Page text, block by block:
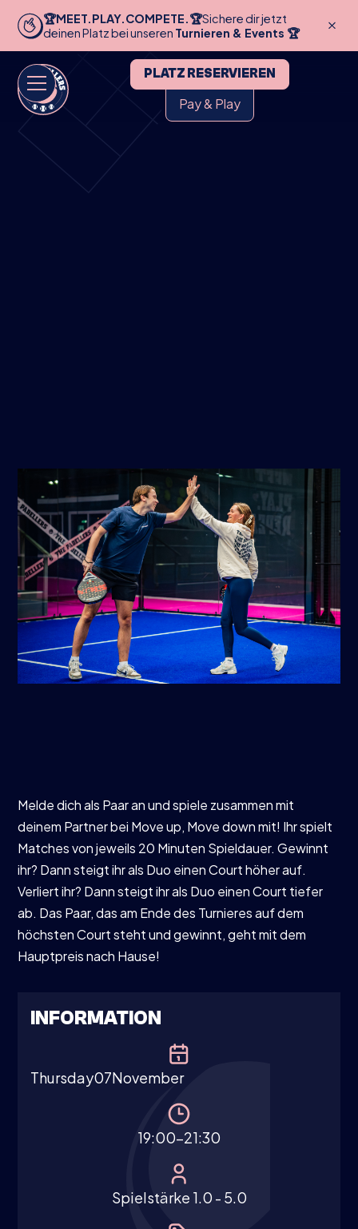
🏆MEET.PLAY.COMPETE.🏆Sichere dir jetzt
deinen Platz bei unseren Turnieren & Events 🏆
PLATZ RESERVIEREN
Pay & Play
Melde dich als Paar an und spiele zusammen mit
deinem Partner bei Move up, Move down mit! Ihr spielt
Matches von jeweils 20 Minuten Spieldauer. Gewinnt
ihr? Dann steigt ihr als Duo einen Court höher auf.
Verliert ihr? Dann steigt ihr als Duo einen Court tiefer
ab. Das Paar, das am Ende des Turnieres auf dem
höchsten Court steht und gewinnt, geht mit dem
Hauptpreis nach Hause!
INFORMATION
Thursday07November
19:00-21:30
Spielstärke 1.0 - 5.0